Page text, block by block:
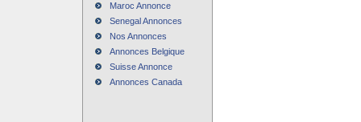
Maroc Annonce
Senegal Annonces
Nos Annonces
Annonces Belgique
Suisse Annonce
Annonces Canada